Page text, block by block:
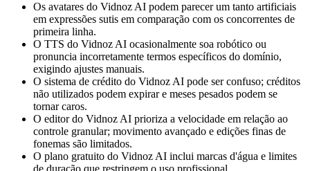
Os avatares do Vidnoz AI podem parecer um tanto artificiais
em expressões sutis em comparação com os concorrentes de
primeira linha.
O TTS do Vidnoz AI ocasionalmente soa robótico ou
pronuncia incorretamente termos específicos do domínio,
exigindo ajustes manuais.
O sistema de crédito do Vidnoz AI pode ser confuso; créditos
não utilizados podem expirar e meses pesados podem se
tornar caros.
O editor do Vidnoz AI prioriza a velocidade em relação ao
controle granular; movimento avançado e edições finas de
fonemas são limitados.
O plano gratuito do Vidnoz AI inclui marcas d'água e limites